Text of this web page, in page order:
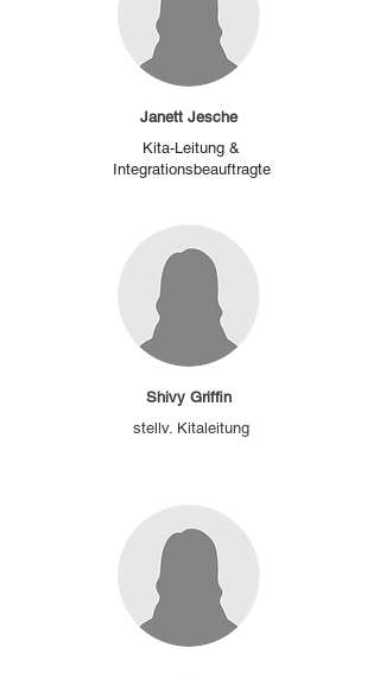
Janett Jesche
Kita-Leitung &
Integrationsbeauftragte
Shivy Griffin
stellv. Kitaleitung